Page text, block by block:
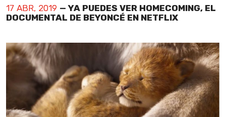
17 ABR, 2019 — YA PUEDES VER HOMECOMING, EL
DOCUMENTAL DE BEYONCÉ EN NETFLIX